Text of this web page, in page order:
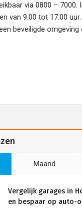
via 0800 – 7000.
van 9.00 tot 17.00
beveiligde omgeving
Maand
Vergelijk garages in
en bespaar op auto-